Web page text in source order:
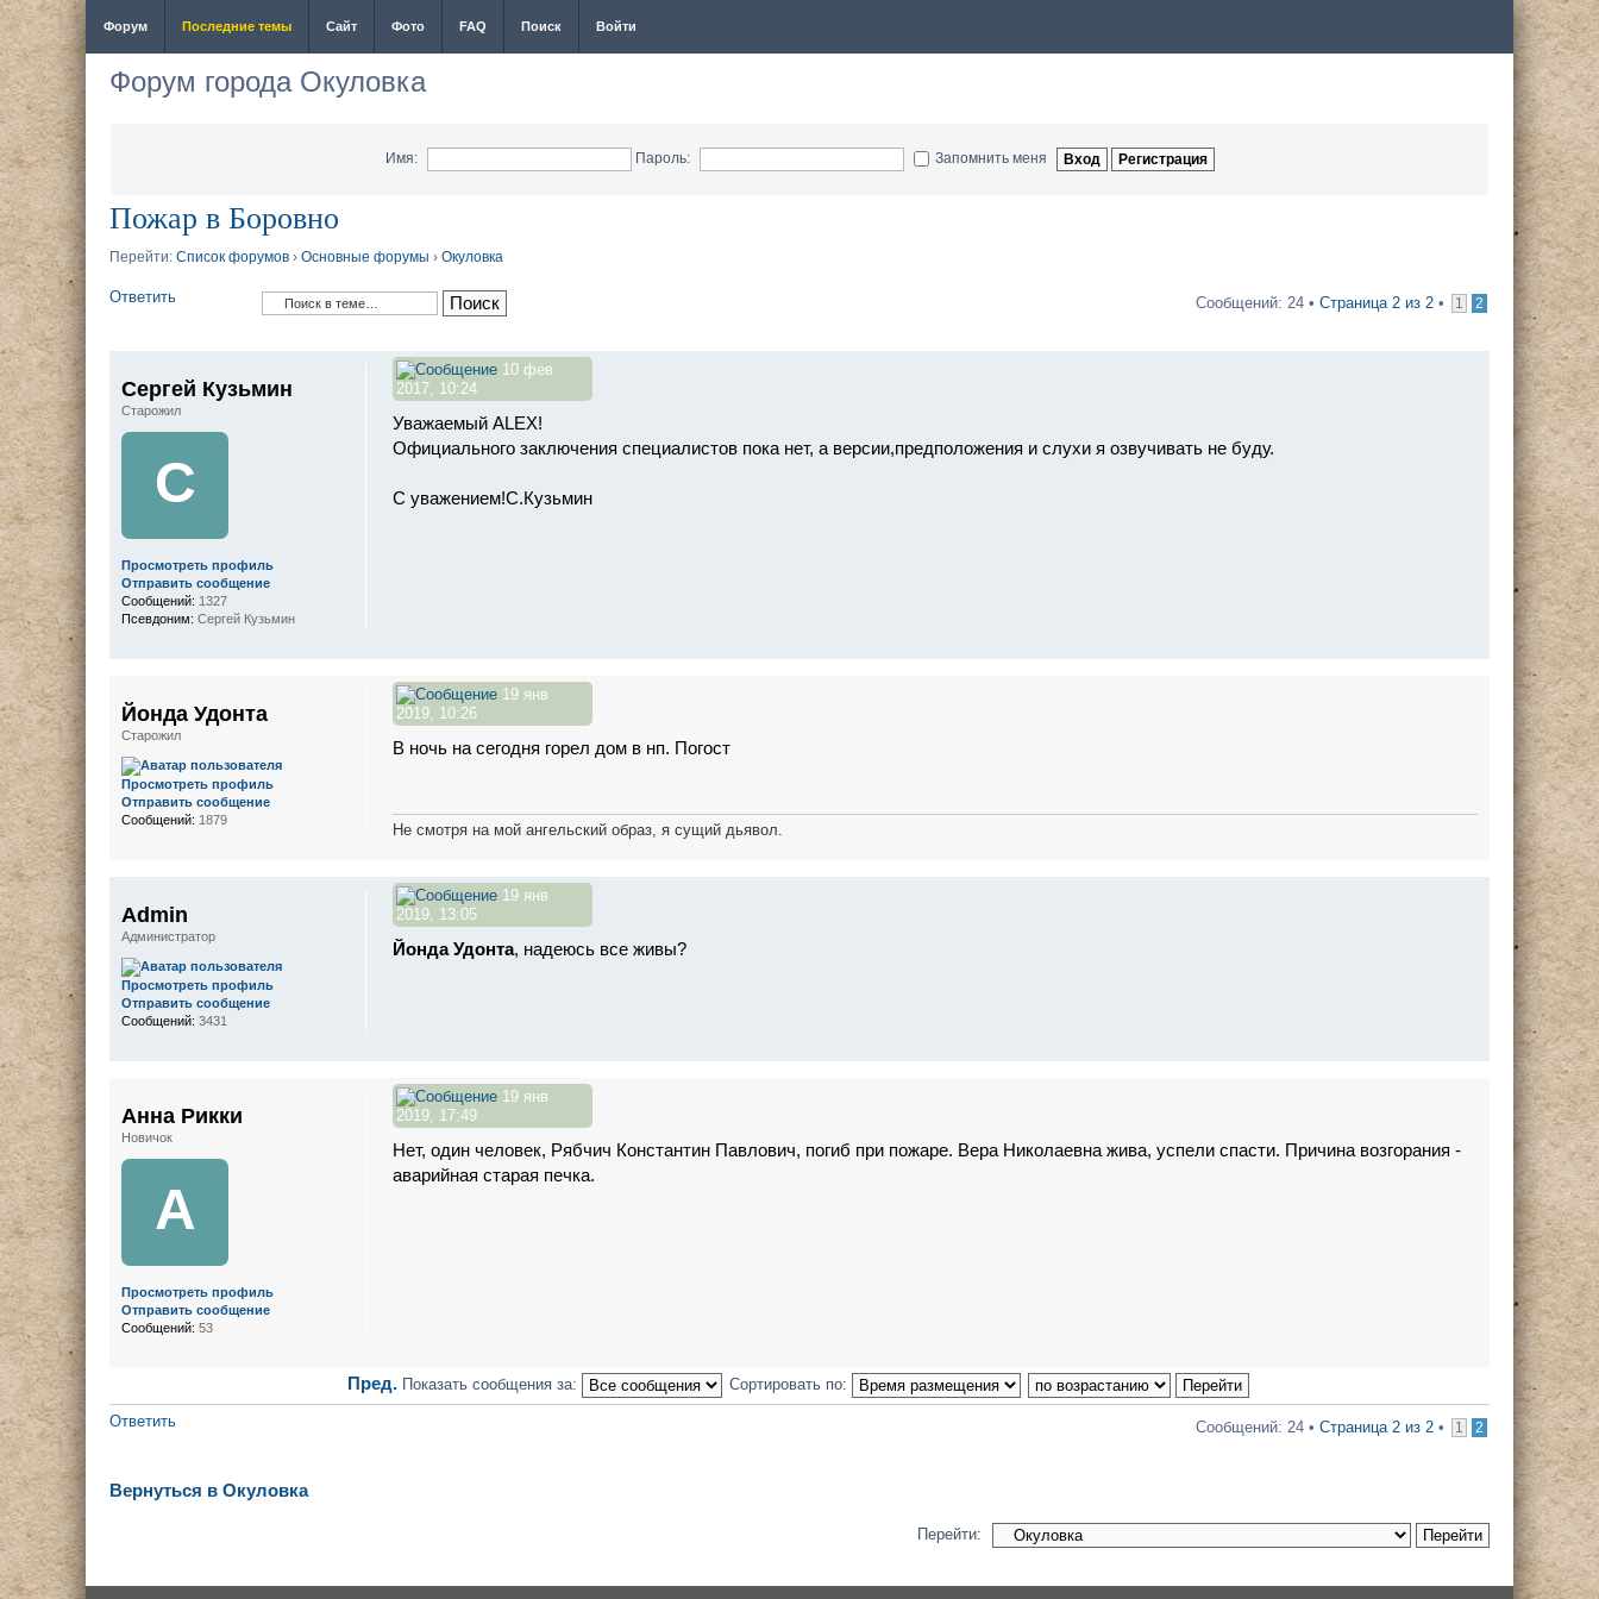
Форум Последние темы Сайт Фото FAQ Поиск Войти
Форум города Окуловка
Имя: Пароль: Запомнить меня
Пожар в Боровно
Перейти: Список форумов › Основные форумы › Окуловка
Ответить Сообщений: 24 • Страница 2 из 2 • 1 2
10 фев
2017, 10:24
Уважаемый ALEX!
Официального заключения специалистов пока нет, а версии,предположения и слухи я озвучивать не буду.
С уважением!С.Кузьмин
Сергей Кузьмин
Старожил
С
Просмотреть профиль
Отправить сообщение
Сообщений: 1327
Псевдоним: Сергей Кузьмин
19 янв
2019, 10:26
В ночь на сегодня горел дом в нп. Погост
Не смотря на мой ангельский образ, я сущий дьявол.
Йонда Удонта
Старожил
Просмотреть профиль
Отправить сообщение
Сообщений: 1879
19 янв
2019, 13:05
Йонда Удонта, надеюсь все живы?
Admin
Администратор
Просмотреть профиль
Отправить сообщение
Сообщений: 3431
19 янв
2019, 17:49
Нет, один человек, Рябчич Константин Павлович, погиб при пожаре. Вера Николаевна жива, успели спасти. Причина возгорания -
аварийная старая печка.
Анна Рикки
Новичок
А
Просмотреть профиль
Отправить сообщение
Сообщений: 53
Пред. Показать сообщения за: Сортировать по:
Ответить Сообщений: 24 • Страница 2 из 2 • 1 2
Вернуться в Окуловка
Перейти: